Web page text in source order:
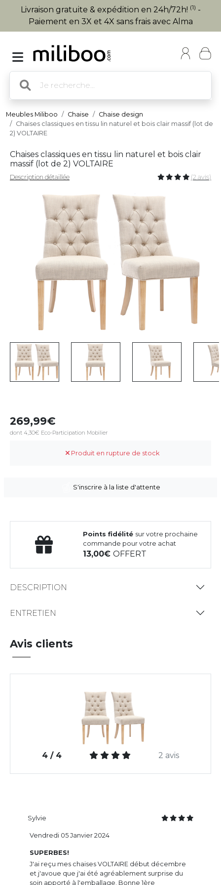
Livraison gratuite & expédition en 24h/72h! (1) -
Paiement en 3X et 4X sans frais avec Alma
Meubles Miliboo Chaise
Chaise design
Chaises classiques en tissu lin naturel et bois clair massif (lot de
2) VOLTAIRE
Chaises classiques en tissu lin naturel et bois clair
massif (lot de 2) VOLTAIRE
Description détaillée (2 avis)
269,99
dont 4,30€ Eco-Participation Mobilier
Produit en rupture de stock
S'inscrire à la liste d'attente
Points fidélité sur votre prochaine
commande pour votre achat
13,00OFFERT
DESCRIPTION
ENTRETIEN
Avis clients
4 / 4 2 avis
Sylvie
SUPERBES!
J'ai reçu mes chaises VOLTAIRE début décembre
et j'avoue que j'ai été agréablement surprise du
soin apporté à l'emballage. Bonne 1ère
Vendredi 05 Janvier 2024